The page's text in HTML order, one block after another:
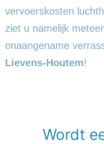
vervoerskosten
ziet u namelijk
onaangename
Lievens-Houtem!
Wordt